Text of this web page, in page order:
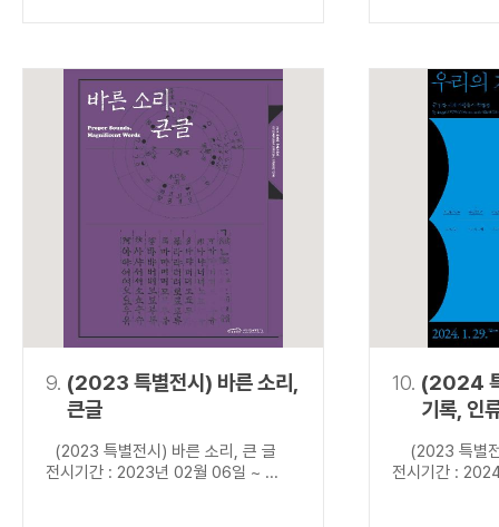
9. (2023 특별전시) 바른 소리,
큰글
(2023 특별전시) 바른 소리, 큰 글
전시기간 : 2023년 02월 06일 ~ ...
10. (2024
기록, 인
(2023 특별
전시기간 :